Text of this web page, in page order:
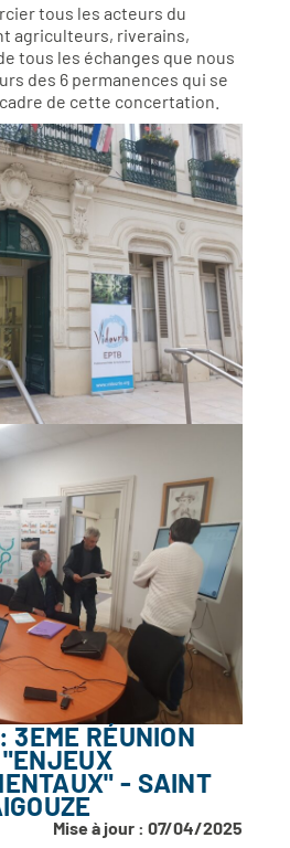
tous les acteurs du
agriculteurs, riverains,
tous les échanges que nous
des 6 permanences qui se
de cette concertation.
RÉUNION
"ENJEUX
- SAINT
Mise à jour : 07/04/2025